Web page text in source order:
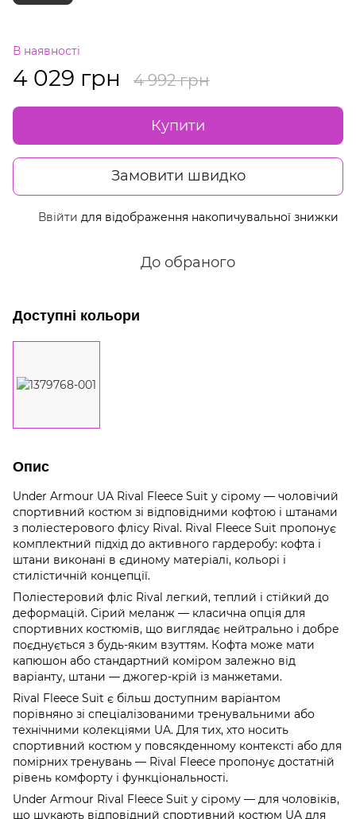
В наявності
4 029 грн 4 992 грн
Купити
Замовити швидко
Ввійти для відображення накопичувальної знижки
До обраного
Доступні кольори
Опис
Under Armour UA Rival Fleece Suit у сірому — чоловічий
спортивний костюм зі відповідними кофтою і штанами
з поліестерового флісу Rival. Rival Fleece Suit пропонує
комплектний підхід до активного гардеробу: кофта і
штани виконані в єдиному матеріалі, кольорі і
стилістичній концепції.
Поліестеровий фліс Rival легкий, теплий і стійкий до
деформацій. Сірий меланж — класична опція для
спортивних костюмів, що виглядає нейтрально і добре
поєднується з будь-яким взуттям. Кофта може мати
капюшон або стандартний коміром залежно від
варіанту, штани — джогер-крій із манжетами.
Rival Fleece Suit є більш доступним варіантом
порівняно зі спеціалізованими тренувальними або
технічними колекціями UA. Для тих, хто носить
спортивний костюм у повсякденному контексті або для
помірних тренувань — Rival Fleece пропонує достатній
рівень комфорту і функціональності.
Under Armour Rival Fleece Suit у сірому — для чоловіків,
що шукають відповідний спортивний костюм UA для